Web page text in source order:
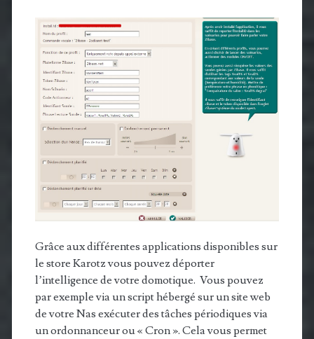
Grâce aux différentes applications disponibles sur
le store Karotz vous pouvez déporter
l’intelligence de votre domotique. Vous pouvez
par exemple via un script hébergé sur un site web
de votre Nas exécuter des tâches périodiques via
un ordonnanceur ou « Cron ». Cela vous permet